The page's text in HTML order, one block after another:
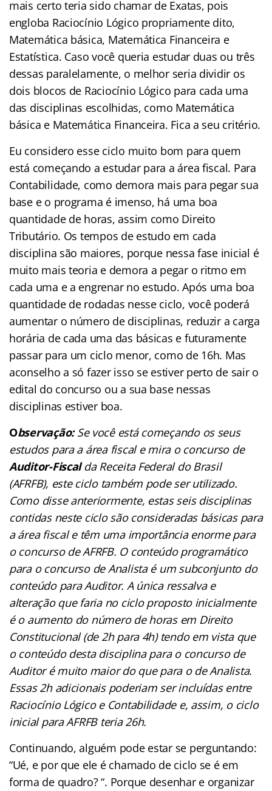
mais certo teria sido chamar de Exatas, pois
engloba Raciocínio Lógico propriamente dito,
Matemática básica, Matemática Financeira e
Estatística. Caso você queria estudar duas ou três
dessas paralelamente, o melhor seria dividir os
dois blocos de Raciocínio Lógico para cada uma
das disciplinas escolhidas, como Matemática
básica e Matemática Financeira. Fica a seu critério.
Eu considero esse ciclo muito bom para quem
está começando a estudar para a área fiscal. Para
Contabilidade, como demora mais para pegar sua
base e o programa é imenso, há uma boa
quantidade de horas, assim como Direito
Tributário. Os tempos de estudo em cada
disciplina são maiores, porque nessa fase inicial é
muito mais teoria e demora a pegar o ritmo em
cada uma e a engrenar no estudo. Após uma boa
quantidade de rodadas nesse ciclo, você poderá
aumentar o número de disciplinas, reduzir a carga
horária de cada uma das básicas e futuramente
passar para um ciclo menor, como de 16h. Mas
aconselho a só fazer isso se estiver perto de sair o
edital do concurso ou a sua base nessas
disciplinas estiver boa.
Observação:Se você está começando os seus
estudos para a área fiscal e mira o concurso de
Auditor-Fiscalda Receita Federal do Brasil
(AFRFB), este ciclo também pode ser utilizado.
Como disse anteriormente, estas seis disciplinas
contidas neste ciclo são consideradas básicas para
a área fiscal e têm uma importância enorme para
o concurso de AFRFB. O conteúdo programático
para o concurso de Analista é um subconjunto do
conteúdo para Auditor. A única ressalva e
alteração que faria no ciclo proposto inicialmente
é o aumento do número de horas em Direito
Constitucional (de 2h para 4h) tendo em vista que
o conteúdo desta disciplina para o concurso de
Auditor é muito maior do que para o de Analista.
Essas 2h adicionais poderiam ser incluídas entre
Raciocínio Lógico e Contabilidade e, assim, o ciclo
inicial para AFRFB teria 26h.
Continuando, alguém pode estar se perguntando:
“Ué, e por que ele é chamado de ciclo se é em
forma de quadro? “. Porque desenhar e organizar